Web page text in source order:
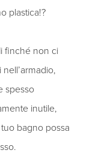
plastica!?
finché non ci
spesso
inutile,
bagno possa